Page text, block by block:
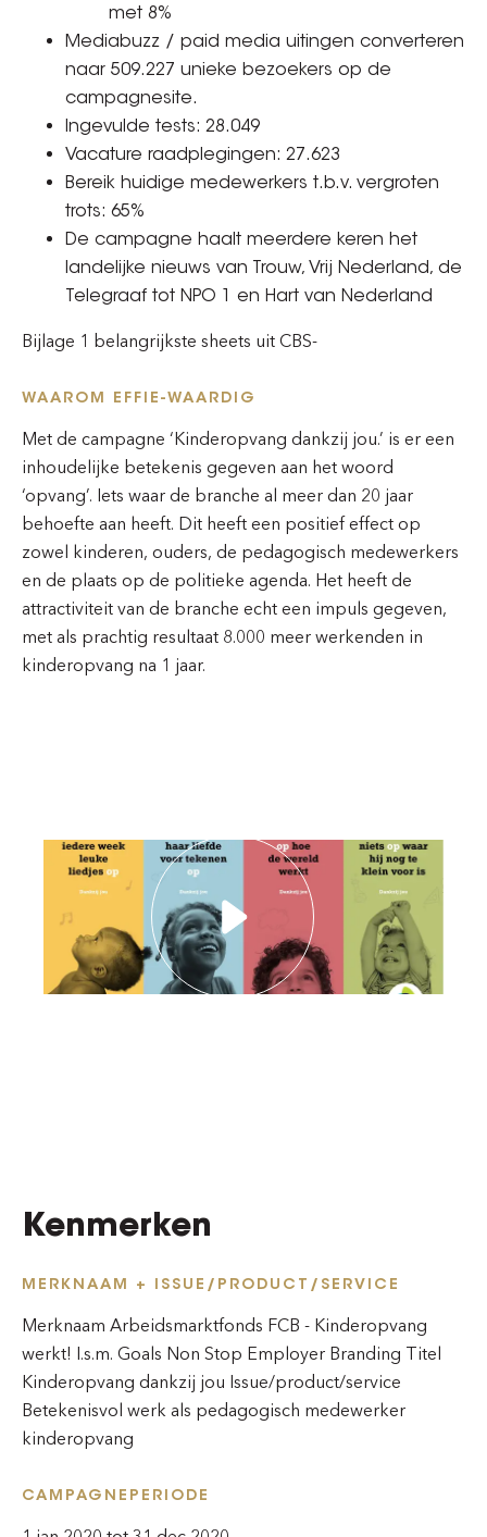
met 8%
Mediabuzz / paid media uitingen converteren
naar 509.227 unieke bezoekers op de
campagnesite.
Ingevulde tests: 28.049
Vacature raadplegingen: 27.623
Bereik huidige medewerkers t.b.v. vergroten
trots: 65%
De campagne haalt meerdere keren het
landelijke nieuws van Trouw, Vrij Nederland, de
Telegraaf tot NPO 1 en Hart van Nederland
Bijlage 1 belangrijkste sheets uit CBS-
WAAROM EFFIE-WAARDIG
Met de campagne ‘Kinderopvang dankzij jou.’ is er een
inhoudelijke betekenis gegeven aan het woord
‘opvang’. Iets waar de branche al meer dan 20 jaar
behoefte aan heeft. Dit heeft een positief effect op
zowel kinderen, ouders, de pedagogisch medewerkers
en de plaats op de politieke agenda. Het heeft de
attractiviteit van de branche echt een impuls gegeven,
met als prachtig resultaat 8.000 meer werkenden in
kinderopvang na 1 jaar.
Kenmerken
MERKNAAM + ISSUE/PRODUCT/SERVICE
Merknaam Arbeidsmarktfonds FCB - Kinderopvang
werkt! I.s.m. Goals Non Stop Employer Branding Titel
Kinderopvang dankzij jou Issue/product/service
Betekenisvol werk als pedagogisch medewerker
kinderopvang
CAMPAGNEPERIODE